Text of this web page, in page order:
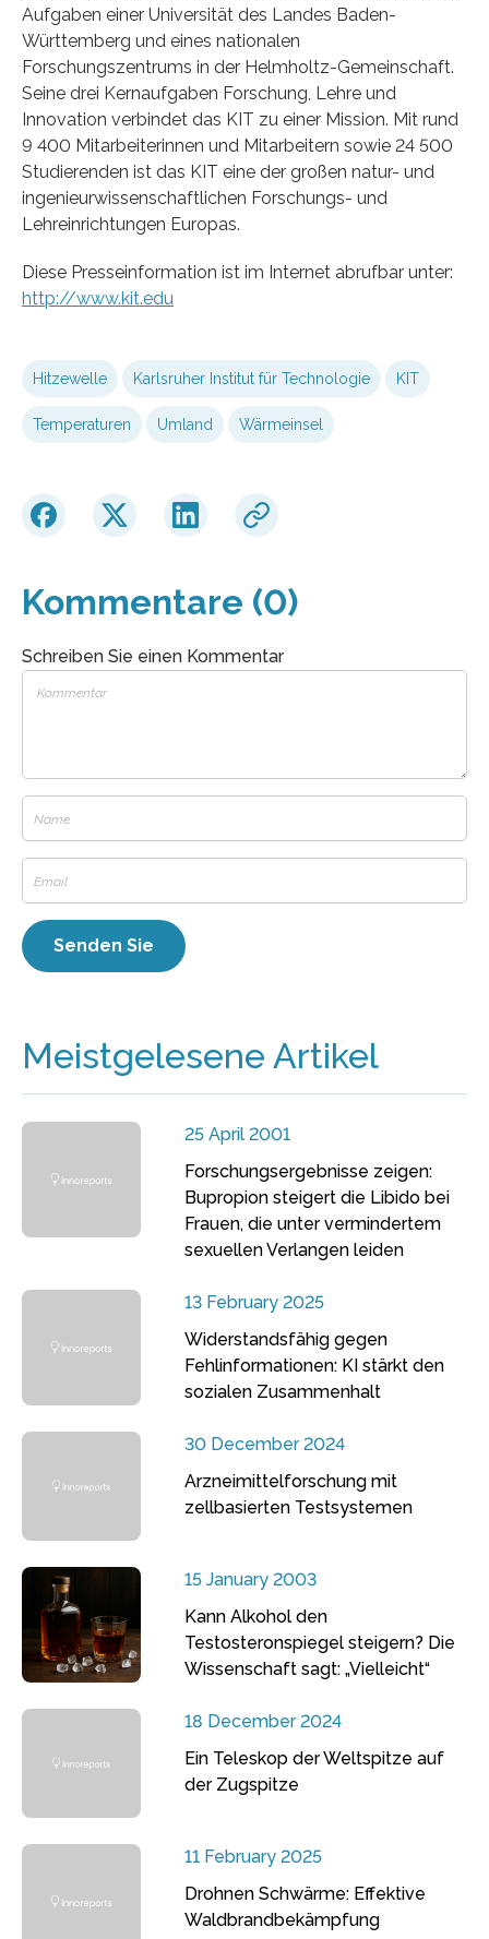
Aufgaben einer Universität des Landes Baden-
Württemberg und eines nationalen
Forschungszentrums in der Helmholtz-Gemeinschaft.
Seine drei Kernaufgaben Forschung, Lehre und
Innovation verbindet das KIT zu einer Mission. Mit rund
9 400 Mitarbeiterinnen und Mitarbeitern sowie 24 500
Studierenden ist das KIT eine der großen natur- und
ingenieurwissenschaftlichen Forschungs- und
Lehreinrichtungen Europas.
Diese Presseinformation ist im Internet abrufbar unter:
http://www.kit.edu
Hitzewelle Karlsruher Institut für Technologie KIT
Temperaturen Umland Wärmeinsel
Kommentare (0)
Schreiben Sie einen Kommentar
Meistgelesene Artikel
25 April 2001
Forschungsergebnisse zeigen:
Bupropion steigert die Libido bei
Frauen, die unter vermindertem
sexuellen Verlangen leiden
13 February 2025
Widerstandsfähig gegen
Fehlinformationen: KI stärkt den
sozialen Zusammenhalt
30 December 2024
Arzneimittelforschung mit
zellbasierten Testsystemen
15 January 2003
Kann Alkohol den
Testosteronspiegel steigern? Die
Wissenschaft sagt: „Vielleicht“
18 December 2024
Ein Teleskop der Weltspitze auf
der Zugspitze
11 February 2025
Drohnen Schwärme: Effektive
Waldbrandbekämpfung